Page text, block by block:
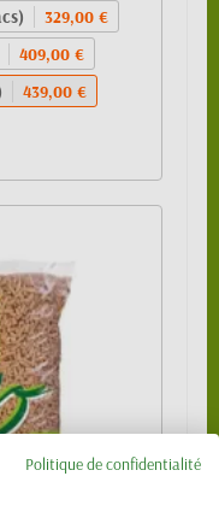
329,00 €
409,00 €
439,00 €
Politique de confidentialité